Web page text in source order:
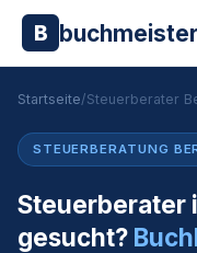
B buchmeister
Startseite/Steuerberater
STEUERBERATUNG
Steuerberater
gesucht?